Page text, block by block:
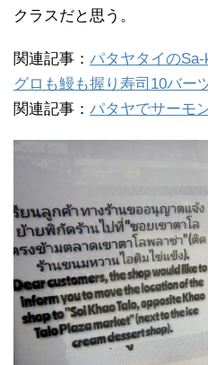
クラスだと思う。
関連記事： パタヤタイの
グロも鰻も握り寿司10バー
関連記事： パタヤでサーモ